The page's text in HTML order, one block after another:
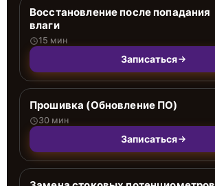
Восстановление после попадания
влаги
15 мин
Записаться
Прошивка (Обновление ПО)
30 мин
Записаться